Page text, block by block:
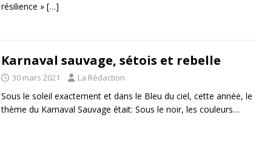
résilience » […]
Karnaval sauvage, sétois et rebelle
30 mars 2021 La Rédaction
Sous le soleil exactement et dans le Bleu du ciel, cette année, le
thème du Karnaval Sauvage était: Sous le noir, les couleurs…